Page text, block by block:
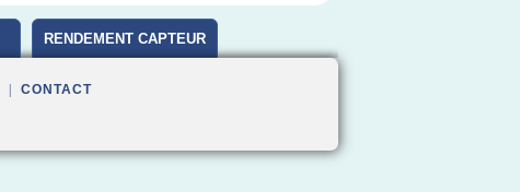
RENDEMENT CAPTEUR
CONTACT